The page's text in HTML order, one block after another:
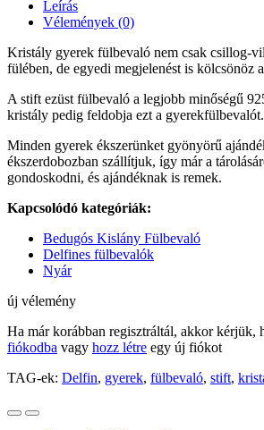
Leírás
Vélemények (0)
Kristály gyerek fülbevaló nem csak csillog-
fülében, de egyedi megjelenést is kölcsönöz
A stift ezüst fülbevaló a legjobb minőségű
kristály pedig feldobja ezt a gyerekfülbevalót.
Minden gyerek ékszerünket gyönyörű
ékszerdobozban szállítjuk, így már a
gondoskodni, és ajándéknak is remek.
Kapcsolódó kategóriák:
Bedugós Kislány Fülbevaló
Delfines fülbevalók
Nyár
új vélemény
Ha már korábban regisztráltál, akkor kérjük,
fiókodba vagy hozz létre egy új fiókot
TAG-ek: Delfin, gyerek, fülbevaló, stift,